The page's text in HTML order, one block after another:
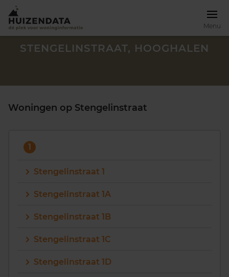
Menu
088 220 4200
STENGELINSTRAAT, HOOGHALEN
Woningen op Stengelinstraat
1
Stengelinstraat 1
Stengelinstraat 1A
Stengelinstraat 1B
Stengelinstraat 1C
Stengelinstraat 1D